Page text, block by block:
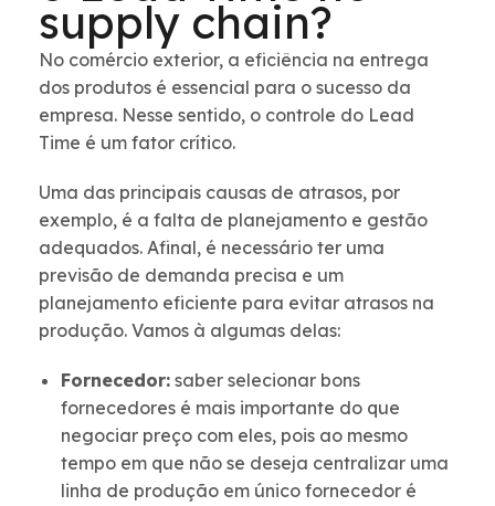
supply chain?
No comércio exterior, a eficiência na entrega
dos produtos é essencial para o sucesso da
empresa. Nesse sentido, o controle do Lead
Time é um fator crítico.
Uma das principais causas de atrasos, por
exemplo, é a falta de planejamento e gestão
adequados. Afinal, é necessário ter uma
previsão de demanda precisa e um
planejamento eficiente para evitar atrasos na
produção. Vamos à algumas delas:
Fornecedor: saber selecionar bons
fornecedores é mais importante do que
negociar preço com eles, pois ao mesmo
tempo em que não se deseja centralizar uma
linha de produção em único fornecedor é